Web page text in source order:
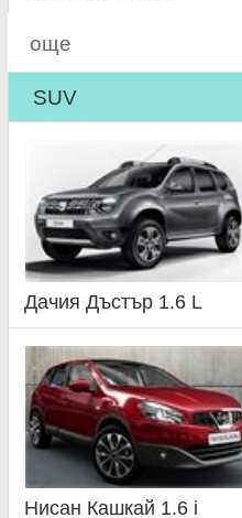
още
SUV
Дачия Дъстър 1.6 L
Нисан Кашкай 1.6 i